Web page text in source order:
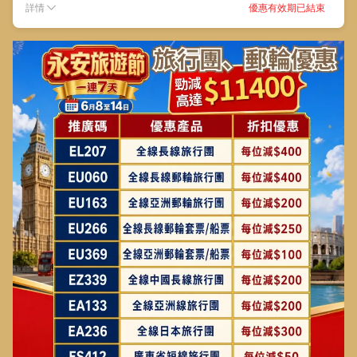
詳情 優惠有效期已結束